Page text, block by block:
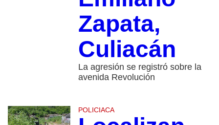
Zapata,
Culiacán
La agresión se registró sobre la
avenida Revolución
POLICIACA